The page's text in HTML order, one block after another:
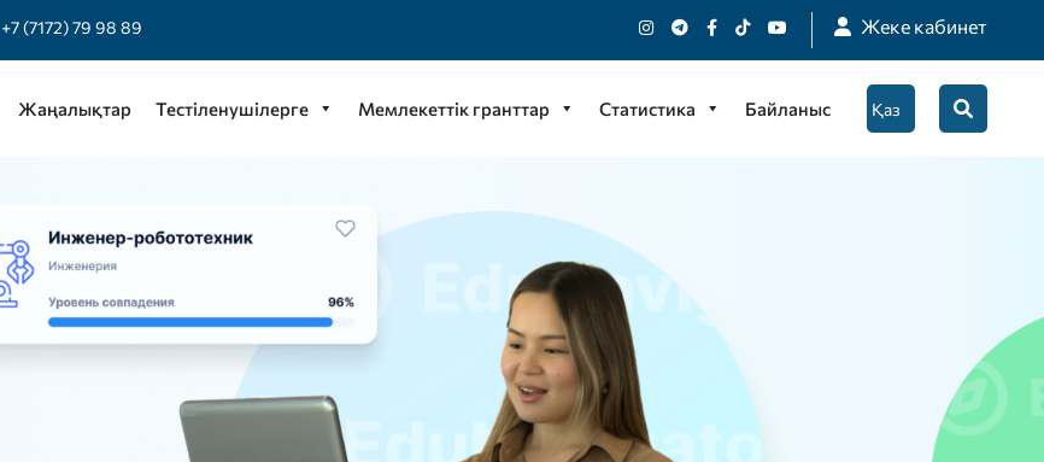
+7 (7172) 79 98 89 Жеке кабинет
Жаңалықтар Тестіленушілерге Мемлекеттік гранттар Статистика Байланыс